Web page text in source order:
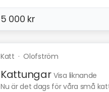
5 000 kr
Katt ·Olofström
Kattungar Visa liknande
Nu är det dags för våra små